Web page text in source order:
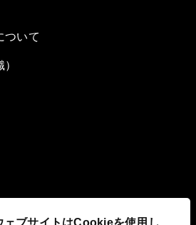
ェブサイトはCookieを使用し
ついて
り組み